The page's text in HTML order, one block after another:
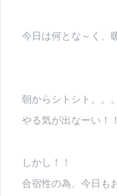
今日は何とな～く、
朝からシトシト。。。
やる気が出なーい！
しかし！！
合宿性の為、今日も